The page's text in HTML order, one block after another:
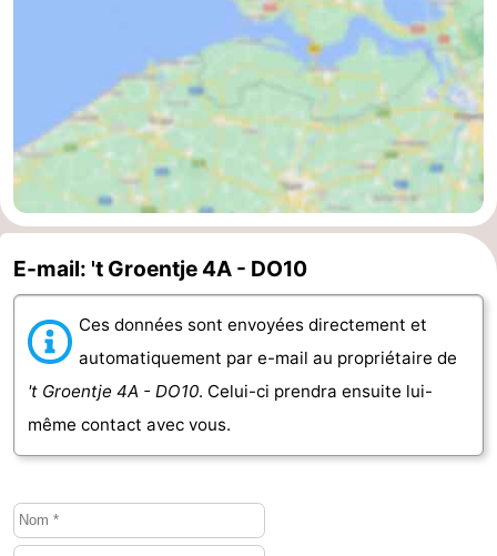
Middelburg
Zeeuws-
Vlaanderen
-
Nieuwvliet
-
Cadzand
Nature
Het
Météo
Contact
E-mail: 't Groentje 4A - DO10
Ces données sont envoyées directement et
automatiquement par e-mail au propriétaire de
't Groentje 4A - DO10. Celui-ci prendra ensuite lui-
même contact avec vous.